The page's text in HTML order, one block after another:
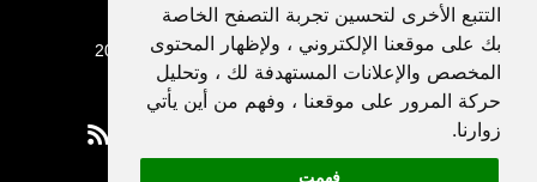
التتبع الأخرى لتحسين تجربة التصفح الخاصة
بك على موقعنا الإلكتروني ، ولإظهار المحتوى
المخصص والإعلانات المستهدفة لك ، وتحليل
حركة المرور على موقعنا ، وفهم من أين يأتي
زوارنا.
فهمت
جميع الحقوق محفوظة لدنيا الوطن © 2003 - 2022